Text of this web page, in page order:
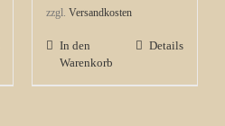
zzgl. Versandkosten
In den
Warenkorb
Details